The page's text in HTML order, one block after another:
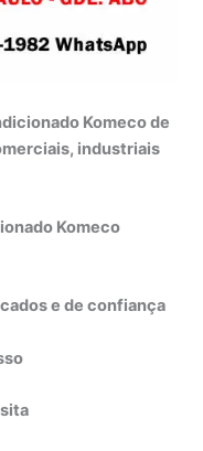
Komeco de
industriais
Komeco
e de confiança